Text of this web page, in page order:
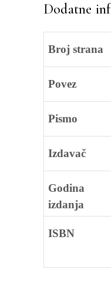
Dodatne
Broj strana
Povez
Pismo
Izdavač
Godina
izdanja
ISBN